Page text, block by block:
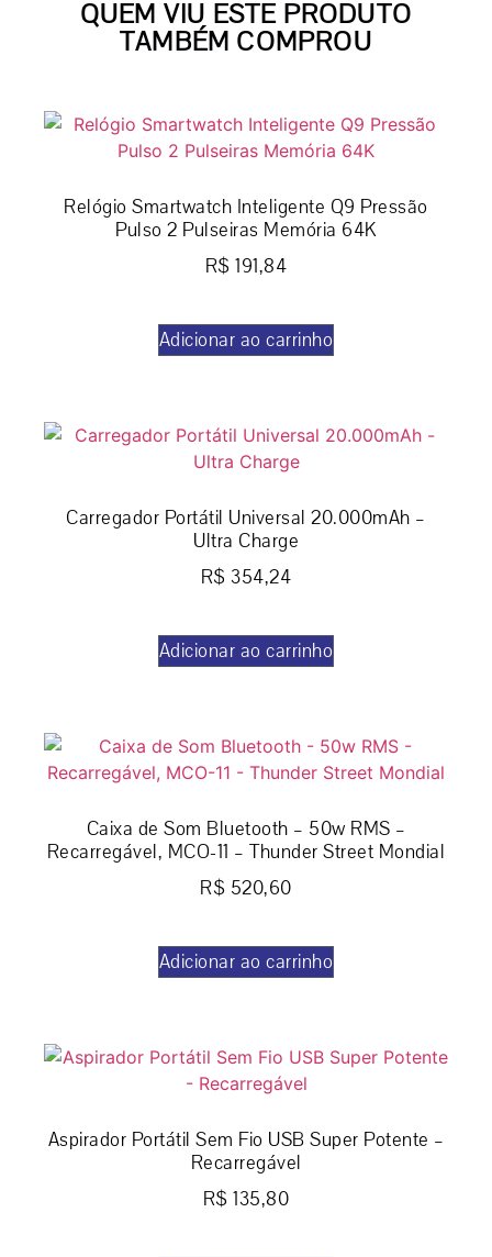
QUEM VIU ESTE PRODUTO
TAMBÉM COMPROU
Relógio Smartwatch Inteligente Q9 Pressão
Pulso 2 Pulseiras Memória 64K
R$ 191,84
Adicionar ao carrinho
Carregador Portátil Universal 20.000mAh –
Ultra Charge
R$ 354,24
Adicionar ao carrinho
Caixa de Som Bluetooth – 50w RMS –
Recarregável, MCO-11 – Thunder Street Mondial
R$ 520,60
Adicionar ao carrinho
Aspirador Portátil Sem Fio USB Super Potente –
Recarregável
R$ 135,80